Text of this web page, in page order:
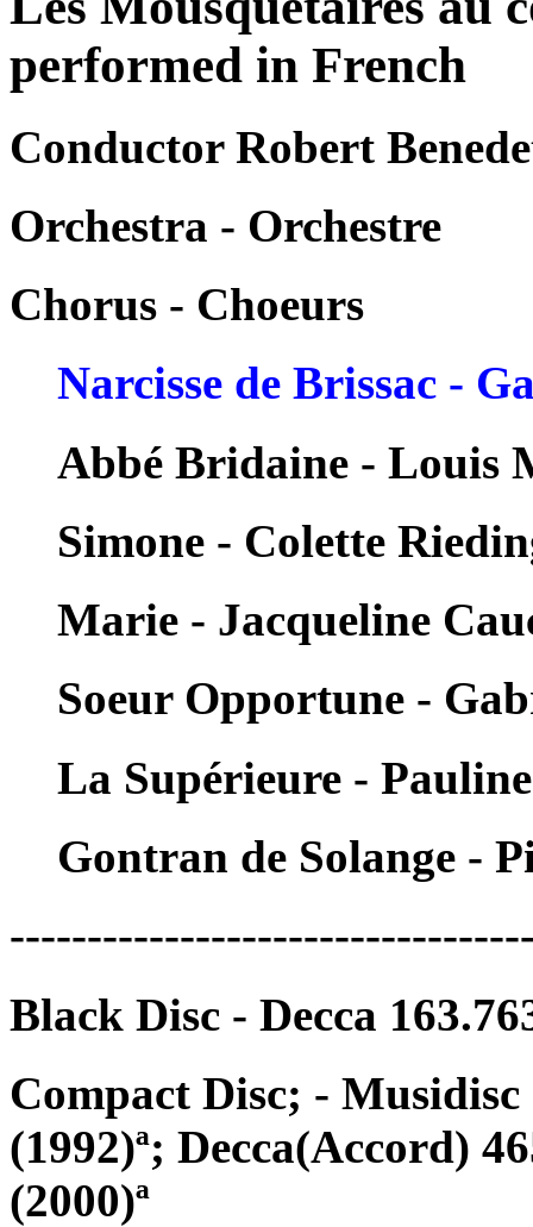
performed in French
Conductor Robert
Orchestra - Orchestre
Chorus - Choeurs
Narcisse de Brissac -
Abbé Bridaine - Louis
Simone - Colette
Marie - Jacqueline
Soeur Opportune -
La Supérieure -
Gontran de Solange -
Black Disc - Decca
Compact Disc; -
(1992)ª; Decca(Accord)
(2000)ª